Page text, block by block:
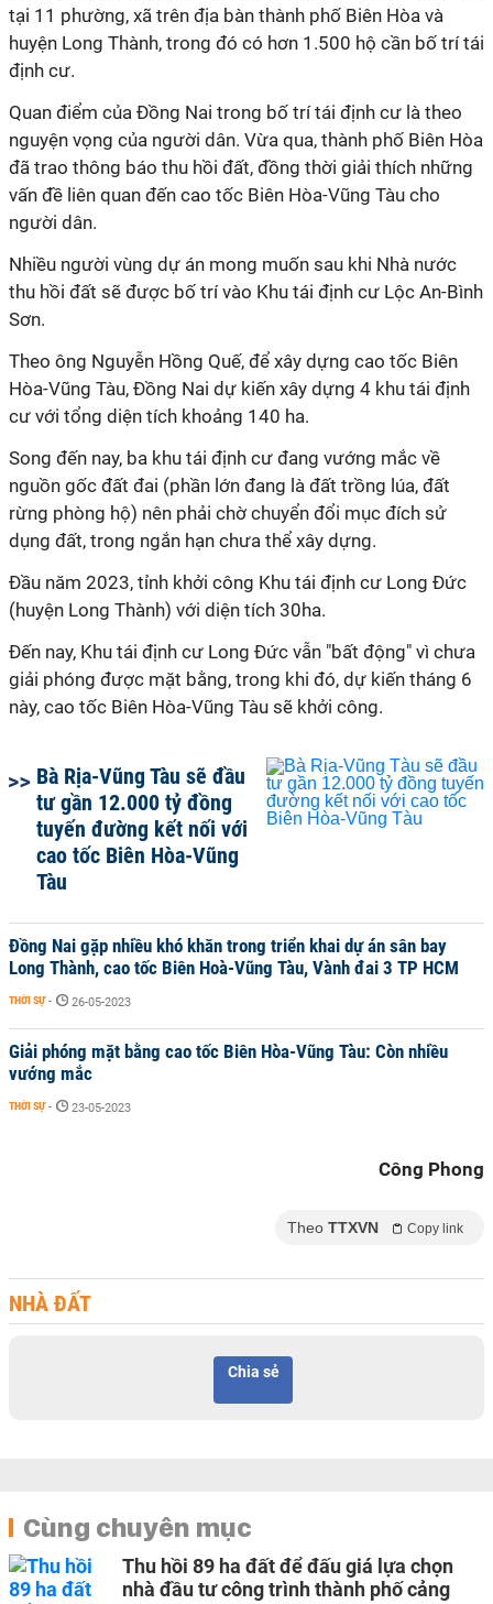
tại 11 phường, xã trên địa bàn thành phố Biên Hòa và
huyện Long Thành, trong đó có hơn 1.500 hộ cần bố trí tái
định cư.
Quan điểm của Đồng Nai trong bố trí tái định cư là theo
nguyện vọng của người dân. Vừa qua, thành phố Biên Hòa
đã trao thông báo thu hồi đất, đồng thời giải thích những
vấn đề liên quan đến cao tốc Biên Hòa-Vũng Tàu cho
người dân.
Nhiều người vùng dự án mong muốn sau khi Nhà nước
thu hồi đất sẽ được bố trí vào Khu tái định cư Lộc An-Bình
Sơn.
Theo ông Nguyễn Hồng Quế, để xây dựng cao tốc Biên
Hòa-Vũng Tàu, Đồng Nai dự kiến xây dựng 4 khu tái định
cư với tổng diện tích khoảng 140 ha.
Song đến nay, ba khu tái định cư đang vướng mắc về
nguồn gốc đất đai (phần lớn đang là đất trồng lúa, đất
rừng phòng hộ) nên phải chờ chuyển đổi mục đích sử
dụng đất, trong ngắn hạn chưa thể xây dựng.
Đầu năm 2023, tỉnh khởi công Khu tái định cư Long Đức
(huyện Long Thành) với diện tích 30ha.
Đến nay, Khu tái định cư Long Đức vẫn "bất động" vì chưa
giải phóng được mặt bằng, trong khi đó, dự kiến tháng 6
này, cao tốc Biên Hòa-Vũng Tàu sẽ khởi công.
Bà Rịa-Vũng Tàu sẽ đầu
tư gần 12.000 tỷ đồng
tuyến đường kết nối với
cao tốc Biên Hòa-Vũng
Tàu
Đồng Nai gặp nhiều khó khăn trong triển khai dự án sân bay
Long Thành, cao tốc Biên Hoà-Vũng Tàu, Vành đai 3 TP HCM
THỜI SỰ - 26-05-2023
Giải phóng mặt bằng cao tốc Biên Hòa-Vũng Tàu: Còn nhiều
vướng mắc
THỜI SỰ - 23-05-2023
Công Phong
Theo TTXVN Copy link
NHÀ ĐẤT
Chia sẻ
Cùng chuyên mục
Thu hồi 89 ha đất để đấu giá lựa chọn
nhà đầu tư công trình thành phố cảng